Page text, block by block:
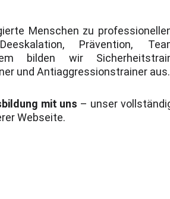
Menschen zu
Prävention,
bilden wir
und Antiaggressionstrainer aus.
mit uns – unser
Webseite.